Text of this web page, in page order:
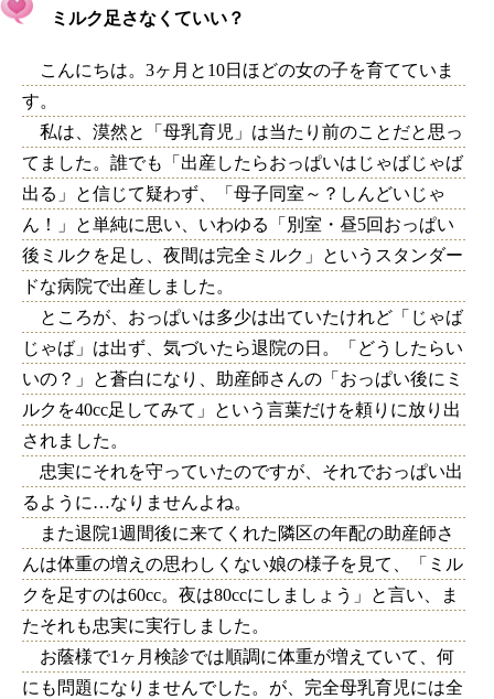
ミルク足さなくていい？
こんにちは。3ヶ月と10日ほどの女の子を育てていま
す。
私は、漠然と「母乳育児」は当たり前のことだと思っ
てました。誰でも「出産したらおっぱいはじゃばじゃば
出る」と信じて疑わず、「母子同室～？しんどいじゃ
ん！」と単純に思い、いわゆる「別室・昼5回おっぱい
後ミルクを足し、夜間は完全ミルク」というスタンダー
ドな病院で出産しました。
ところが、おっぱいは多少は出ていたけれど「じゃば
じゃば」は出ず、気づいたら退院の日。「どうしたらい
いの？」と蒼白になり、助産師さんの「おっぱい後にミ
ルクを40cc足してみて」という言葉だけを頼りに放り出
されました。
忠実にそれを守っていたのですが、それでおっぱい出
るように…なりませんよね。
また退院1週間後に来てくれた隣区の年配の助産師さ
んは体重の増えの思わしくない娘の様子を見て、「ミル
クを足すのは60cc。夜は80ccにしましょう」と言い、ま
たそれも忠実に実行しました。
お蔭様で1ヶ月検診では順調に体重が増えていて、何
にも問題になりませんでした。が、完全母乳育児には全